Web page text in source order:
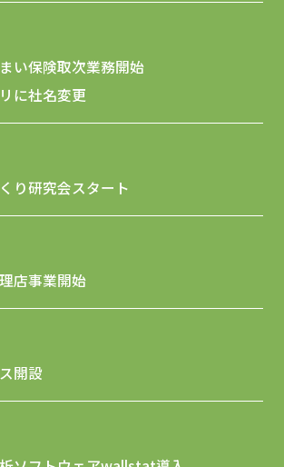
い保険取次業務開始
に社名変更
り研究会スタート
店事業開始
開設